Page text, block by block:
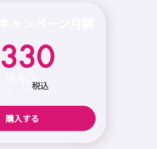
ャンペーン月額
330330￥
購入する
税込